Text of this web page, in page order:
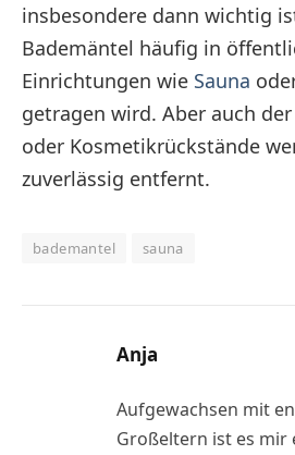
insbesondere dann wichtig
Bademäntel häufig in
Einrichtungen wie Sauna
getragen wird. Aber auch
oder Kosmetikrückstände
zuverlässig entfernt.
bademantel sauna
Anja
Aufgewachsen mit
Großeltern ist es mir